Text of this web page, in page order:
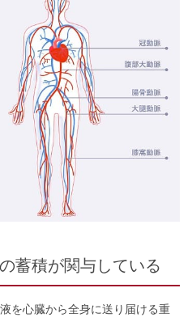
蓄積が関与している
を心臓から全身に送り届ける重